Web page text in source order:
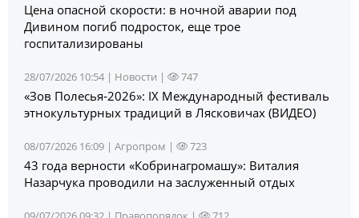
Цена опасной скорости: в ночной аварии под
Дивином погиб подросток, еще трое
госпитализированы
28/07/2026 10:54 | Новости | 747
«Зов Полесья‑2026»: IX Международный фестиваль
этнокультурных традиций в Лясковичах (ВИДЕО)
08/07/2026 16:09 | Агропром | 723
43 года верности «Кобринагромашу»: Виталия
Назарчука проводили на заслуженный отдых